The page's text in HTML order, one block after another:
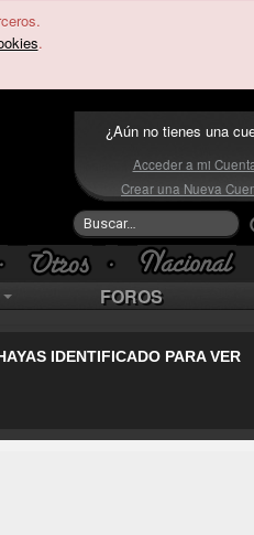
.
¿Aún no tienes una
Acceder a mi
Crear una Nueva
FOROS
IDENTIFICADO PARA VER